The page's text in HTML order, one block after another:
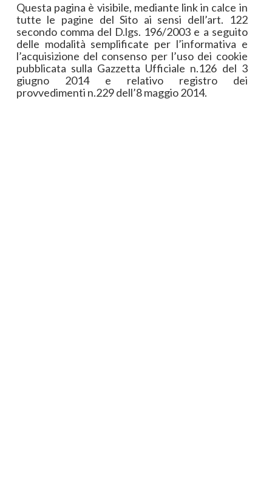
Questa pagina è visibile, mediante link in calce in
tutte le pagine del Sito ai sensi dell’art. 122
secondo comma del D.lgs. 196/2003 e a seguito
delle modalità semplificate per l’informativa e
l’acquisizione del consenso per l’uso dei cookie
pubblicata sulla Gazzetta Ufficiale n.126 del 3
giugno 2014 e relativo registro dei
provvedimenti n.229 dell’8 maggio 2014.